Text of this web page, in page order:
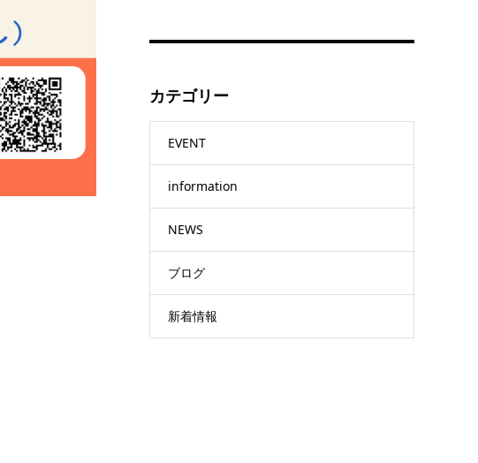
カテゴリー
EVENT
information
NEWS
ブログ
新着情報